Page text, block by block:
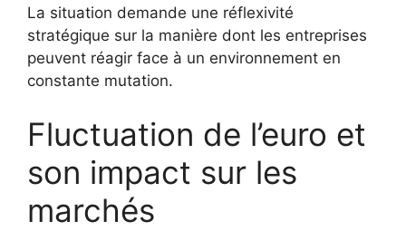
La situation demande une réflexivité
stratégique sur la manière dont les entreprises
peuvent réagir face à un environnement en
constante mutation.
Fluctuation de l’euro et
son impact sur les
marchés